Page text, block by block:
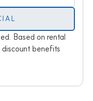
Based on rental
benefits